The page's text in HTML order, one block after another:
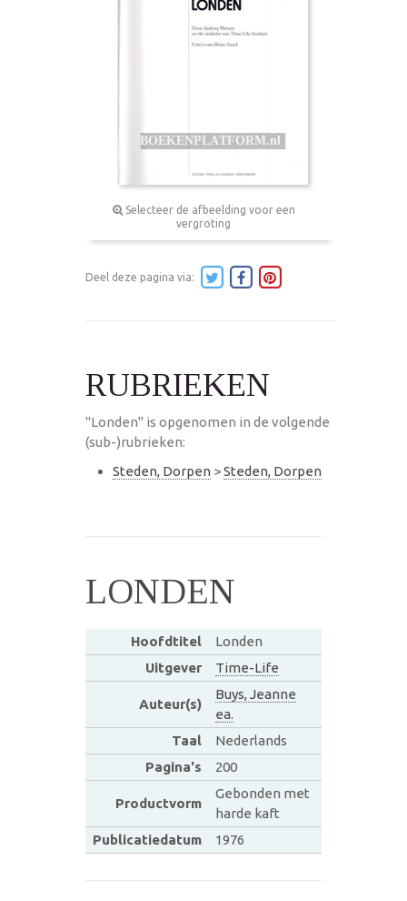
Selecteer de afbeelding voor een
vergroting
Deel deze pagina via:
RUBRIEKEN
"Londen" is opgenomen in de volgende
(sub-)rubrieken:
Steden, Dorpen >Steden, Dorpen
LONDEN
Hoofdtitel
Londen
Uitgever
Time-Life
Auteur(s)
Buys, Jeanne
ea.
Taal
Nederlands
Pagina's
200
Productvorm
Gebonden met
harde kaft
Publicatiedatum
1976